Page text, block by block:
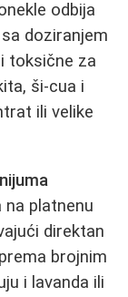
odbija
doziranjem
toksične za
ši‑cua i
ili velike
na platnenu
direktan
brojnim
i lavanda ili